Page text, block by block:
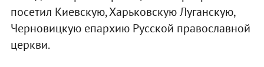
посетил Киевскую, Харьковскую Луганскую,
Черновицкую епархию Русской православной
церкви.